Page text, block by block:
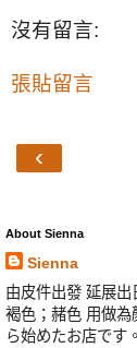
沒有留言:
張貼留言
‹
About Sienna
Sienna
由皮件出發 延展
褐色；赭色 用做
ら始めたお店です